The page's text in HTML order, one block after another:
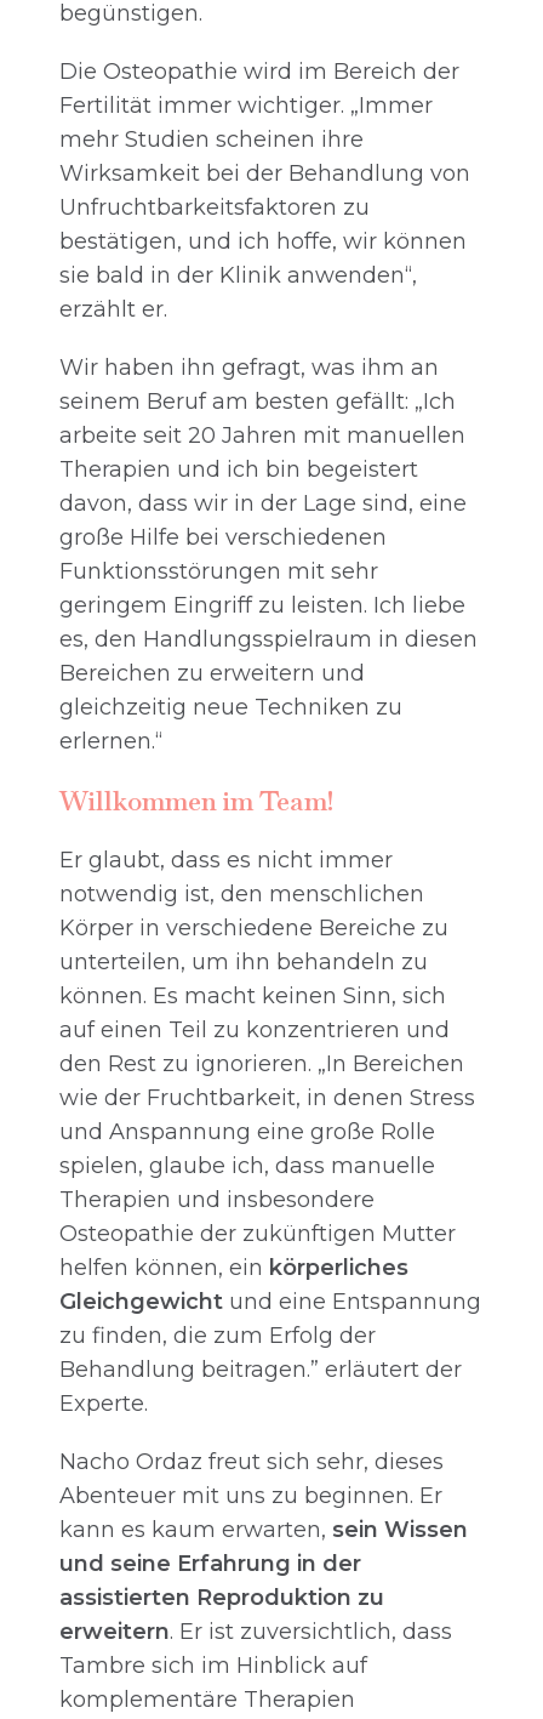
begünstigen.
Die Osteopathie wird im Bereich der
Fertilität immer wichtiger. „Immer
mehr Studien scheinen ihre
Wirksamkeit bei der Behandlung von
Unfruchtbarkeitsfaktoren zu
bestätigen, und ich hoffe, wir können
sie bald in der Klinik anwenden“,
erzählt er.
Wir haben ihn gefragt, was ihm an
seinem Beruf am besten gefällt: „Ich
arbeite seit 20 Jahren mit manuellen
Therapien und ich bin begeistert
davon, dass wir in der Lage sind, eine
große Hilfe bei verschiedenen
Funktionsstörungen mit sehr
geringem Eingriff zu leisten. Ich liebe
es, den Handlungsspielraum in diesen
Bereichen zu erweitern und
gleichzeitig neue Techniken zu
erlernen.“
Willkommen im Team!
Er glaubt, dass es nicht immer
notwendig ist, den menschlichen
Körper in verschiedene Bereiche zu
unterteilen, um ihn behandeln zu
können. Es macht keinen Sinn, sich
auf einen Teil zu konzentrieren und
den Rest zu ignorieren. „In Bereichen
wie der Fruchtbarkeit, in denen Stress
und Anspannung eine große Rolle
spielen, glaube ich, dass manuelle
Therapien und insbesondere
Osteopathie der zukünftigen Mutter
helfen können, ein körperliches
Gleichgewicht und eine Entspannung
zu finden, die zum Erfolg der
Behandlung beitragen.” erläutert der
Experte.
Nacho Ordaz freut sich sehr, dieses
Abenteuer mit uns zu beginnen. Er
kann es kaum erwarten, sein Wissen
und seine Erfahrung in der
assistierten Reproduktion zu
erweitern. Er ist zuversichtlich, dass
Tambre sich im Hinblick auf
komplementäre Therapien